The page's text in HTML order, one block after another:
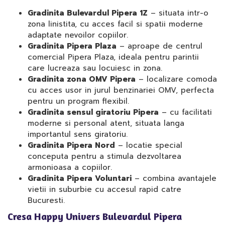
Gradinita Bulevardul Pipera 1Z – situata intr-o
zona linistita, cu acces facil si spatii moderne
adaptate nevoilor copiilor.
Gradinita Pipera Plaza – aproape de centrul
comercial Pipera Plaza, ideala pentru parintii
care lucreaza sau locuiesc in zona.
Gradinita zona OMV Pipera – localizare comoda
cu acces usor in jurul benzinariei OMV, perfecta
pentru un program flexibil.
Gradinita sensul giratoriu Pipera – cu facilitati
moderne si personal atent, situata langa
importantul sens giratoriu.
Gradinita Pipera Nord – locatie special
conceputa pentru a stimula dezvoltarea
armonioasa a copiilor.
Gradinita Pipera Voluntari – combina avantajele
vietii in suburbie cu accesul rapid catre
Bucuresti.
Cresa Happy Univers Bulevardul Pipera